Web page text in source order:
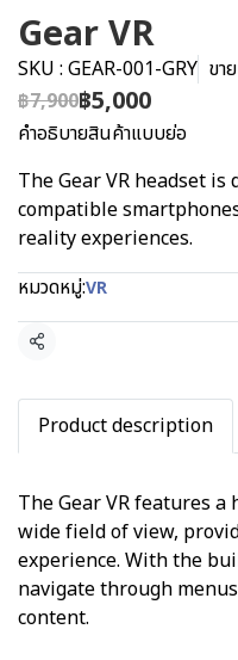
Gear VR
SKU : GEAR-001-GRY ขา
฿7,900฿5,000
คำอธิบายสินค้าแบบย่อ
The Gear VR headset
compatible
reality experiences.
หมวดหมู่:VR
แชร์
Product description
The Gear VR features
wide field of view,
experience. With the
navigate through
content.